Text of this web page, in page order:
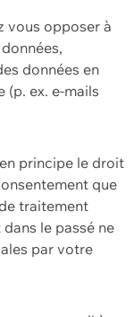
vous opposer à
données en
ex. e-mails
principe le droit
que
traitement
le passé ne
par votre